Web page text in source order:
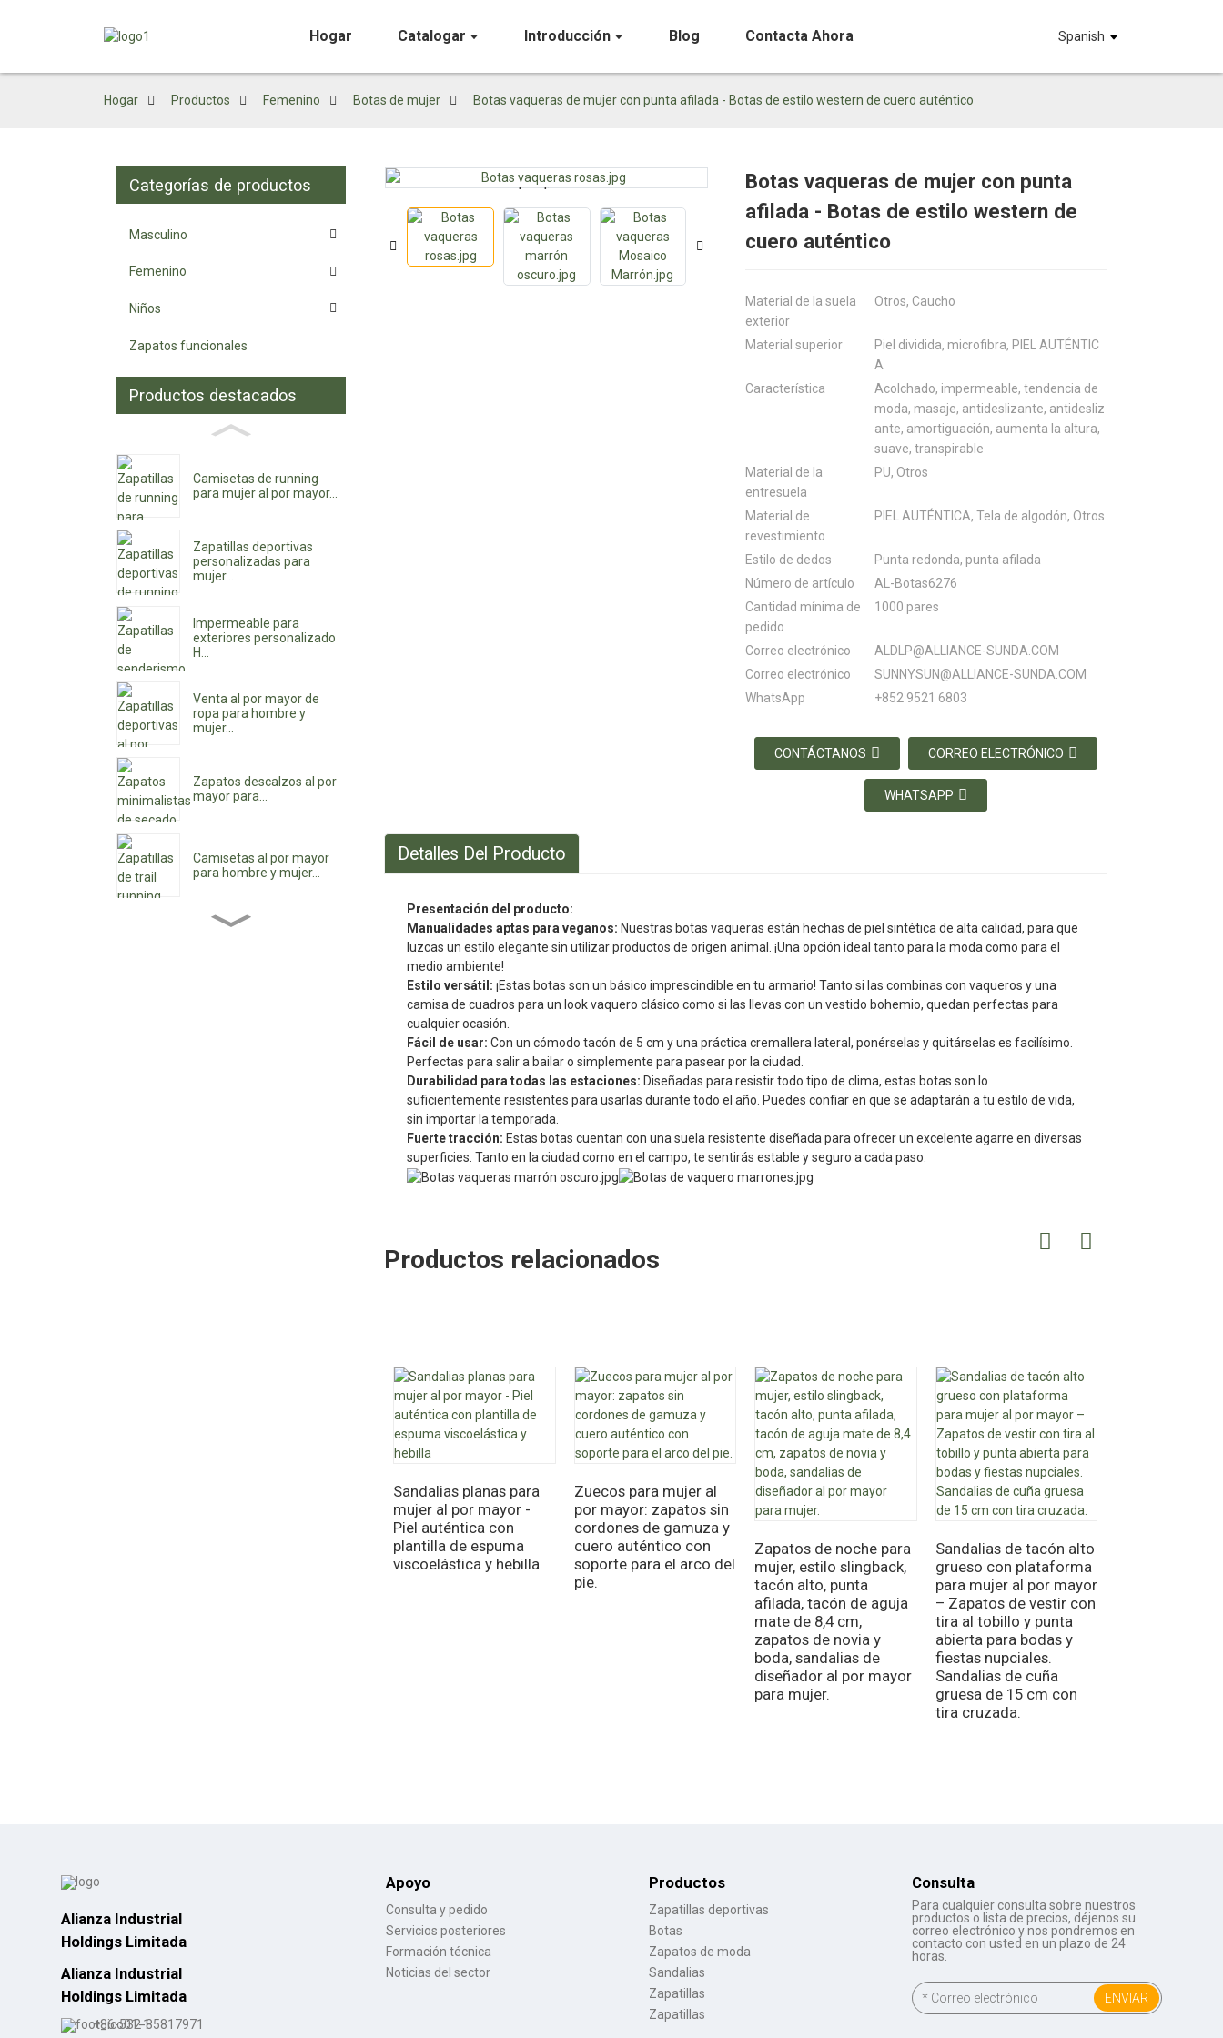
Hogar Catalogar Introducción Blog Contacta Ahora Spanish
Hogar Productos Femenino Botas de mujer Botas vaqueras de mujer con punta afilada - Botas de estilo western de cuero auténtico
Categorías de productos
Masculino
Femenino
Niños
Zapatos funcionales
Productos destacados
Camisetas de running
para mujer al por mayor...
Zapatillas deportivas
personalizadas para
mujer...
Impermeable para
exteriores personalizado
H...
Venta al por mayor de
ropa para hombre y
mujer...
Zapatos descalzos al por
mayor para...
Camisetas al por mayor
para hombre y mujer...
Loading...
Loading... Loading...
Loading... Loading...
Loading...
Botas vaqueras de mujer con punta
afilada - Botas de estilo western de
cuero auténtico
Material de la suela
exterior
Otros, Caucho
Material superior
Piel dividida, microfibra, PIEL AUTÉNTIC
A
Característica
Acolchado, impermeable, tendencia de
moda, masaje, antideslizante, antidesliz
ante, amortiguación, aumenta la altura,
suave, transpirable
Material de la
entresuela
PU, Otros
Material de
revestimiento
PIEL AUTÉNTICA, Tela de algodón, Otros
Estilo de dedos
Punta redonda, punta afilada
Número de artículo
AL-Botas6276
Cantidad mínima de
pedido
1000 pares
Correo electrónico
ALDLP@ALLIANCE-SUNDA.COM
Correo electrónico
SUNNYSUN@ALLIANCE-SUNDA.COM
WhatsApp
+852 9521 6803
CONTÁCTANOS CORREO ELECTRÓNICO
WHATSAPP
Detalles Del Producto
Presentación del producto:
Manualidades aptas para veganos: Nuestras botas vaqueras están hechas de piel sintética de alta calidad, para que
luzcas un estilo elegante sin utilizar productos de origen animal. ¡Una opción ideal tanto para la moda como para el
medio ambiente!
Estilo versátil: ¡Estas botas son un básico imprescindible en tu armario! Tanto si las combinas con vaqueros y una
camisa de cuadros para un look vaquero clásico como si las llevas con un vestido bohemio, quedan perfectas para
cualquier ocasión.
Fácil de usar:Con un cómodo tacón de 5 cm y una práctica cremallera lateral, ponérselas y quitárselas es facilísimo.
Perfectas para salir a bailar o simplemente para pasear por la ciudad.
Durabilidad para todas las estaciones: Diseñadas para resistir todo tipo de clima, estas botas son lo
suficientemente resistentes para usarlas durante todo el año. Puedes confiar en que se adaptarán a tu estilo de vida,
sin importar la temporada.
Fuerte tracción: Estas botas cuentan con una suela resistente diseñada para ofrecer un excelente agarre en diversas
superficies. Tanto en la ciudad como en el campo, te sentirás estable y seguro a cada paso.
Productos relacionados
Sandalias planas para
mujer al por mayor -
Piel auténtica con
plantilla de espuma
viscoelástica y hebilla
Zuecos para mujer al
por mayor: zapatos sin
cordones de gamuza y
cuero auténtico con
soporte para el arco del
pie.
Zapatos de noche para
mujer, estilo slingback,
tacón alto, punta
afilada, tacón de aguja
mate de 8,4 cm,
zapatos de novia y
boda, sandalias de
diseñador al por mayor
para mujer.
Sandalias de tacón alto
grueso con plataforma
para mujer al por mayor
– Zapatos de vestir con
tira al tobillo y punta
abierta para bodas y
fiestas nupciales.
Sandalias de cuña
gruesa de 15 cm con
tira cruzada.
Alianza Industrial
Holdings Limitada
Alianza Industrial
Holdings Limitada
+86-532-85817971
Apoyo
Consulta y pedido
Servicios posteriores
Formación técnica
Noticias del sector
Productos
Zapatillas deportivas
Botas
Zapatos de moda
Sandalias
Zapatillas
Zapatillas
Consulta
Para cualquier consulta sobre nuestros
productos o lista de precios, déjenos su
correo electrónico y nos pondremos en
contacto con usted en un plazo de 24
horas.
ENVIAR